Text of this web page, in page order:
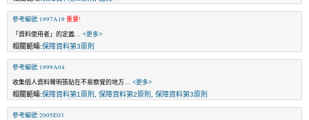
參考編號:1997A19 重要!
「資料使用者」的定義 ... <更多>
相關範疇:保障資料第3原則
參考編號:1999A04
收集個人資料聲明張貼在不易察覺的地方 ... <更多>
相關範疇:保障資料第1原則 保障資料第2原則 保障資料第3原則
參考編號:2005E03